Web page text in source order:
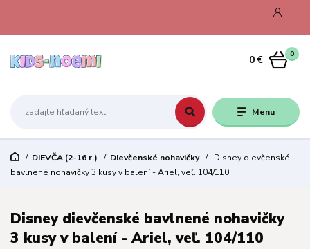
Menu
0
0 €
DIEVČA (2-16 r.) Dievčenské nohavičky
Disney dievčenské
bavlnené nohavičky 3 kusy v balení - Ariel, veľ. 104/110
Disney dievčenské bavlnené nohavičky
3 kusy v balení - Ariel, veľ. 104/110